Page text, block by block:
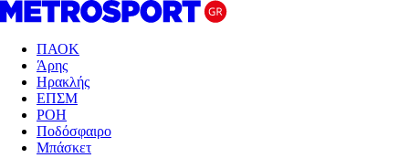
ΠΑΟΚ
Άρης
Ηρακλής
ΕΠΣΜ
ΡΟΗ
Ποδόσφαιρο
Μπάσκετ